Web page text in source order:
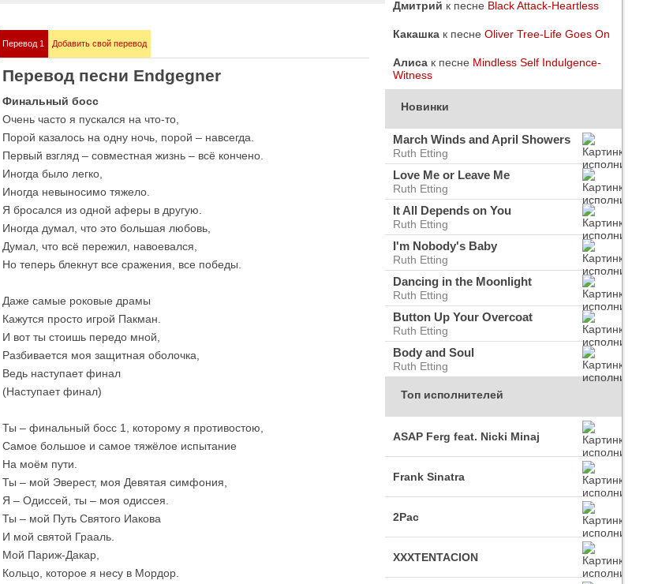
Demis Roussos
Все песни
Love me like you do
Перевод 1 Добавить свой перевод
Перевод песни Endgegner
Финальный босс
Очень часто я пускался на что-то,
Порой казалось на одну ночь, порой – навсегда.
Первый взгляд – совместная жизнь – всё кончено.
Иногда было легко,
Иногда невыносимо тяжело.
Я бросался из одной аферы в другую.
Иногда думал, что это большая любовь,
Думал, что всё пережил, навоевался,
Но теперь блекнут все сражения, все победы.
Даже самые роковые драмы
Кажутся просто игрой Пакман.
И вот ты стоишь передо мной,
Разбивается моя защитная оболочка,
Ведь наступает финал
(Наступает финал)
Ты – финальный босс 1, которому я противостою,
Самое большое и самое тяжёлое испытание
На моём пути.
Ты – мой Эверест, моя Девятая симфония,
Я – Одиссей, ты – моя одиссея.
Ты – мой Путь Святого Иакова
И мой святой Грааль.
Мой Париж-Дакар,
Кольцо, которое я несу в Мордор.
Дмитрий к песне Black Attack-Heartless
Какашка к песне Oliver Tree-Life Goes On
Алиса к песне Mindless Self Indulgence-
Witness
Новинки
March Winds and April Showers
Ruth Etting
Love Me or Leave Me
Ruth Etting
It All Depends on You
Ruth Etting
I'm Nobody's Baby
Ruth Etting
Dancing in the Moonlight
Ruth Etting
Button Up Your Overcoat
Ruth Etting
Body and Soul
Ruth Etting
Топ исполнителей
ASAP Ferg feat. Nicki Minaj
Frank Sinatra
2Pac
XXXTENTACION